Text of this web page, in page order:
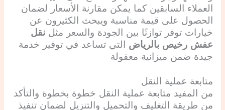
العملاء السابقين كما يمكن مقارنة الأسعار لضمان
الحصول على قيمة مناسبة ويبحث الكثيرون عن
خيارات توفر توازنًا بين الجودة والسعر مثل نقل
عفش رخيص بالرياض التي تساعد في توفير خدمة
جيدة ضمن ميزانية معقولة
متابعة عملية النقل
من المفيد متابعة عملية النقل خطوة بخطوة والتأكد
من طريقة التغليف والتحميل والتنزيل لضمان تنفيذ